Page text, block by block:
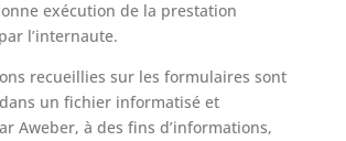
exécution de la prestation
l’internaute.
recueillies sur les formulaires sont
un fichier informatisé et
Aweber, à des fins d’informations,